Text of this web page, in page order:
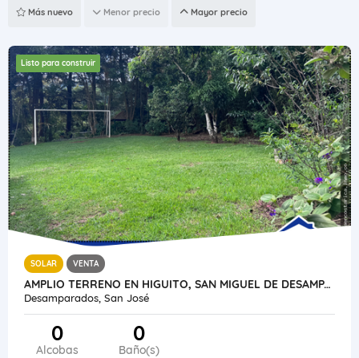
Más nuevo Menor precio Mayor precio
Listo para construir
SOLAR VENTA
AMPLIO TERRENO EN HIGUITO, SAN MIGUEL DE DESAMPARADOS
Desamparados, San José
0
Alcobas
0
Baño(s)